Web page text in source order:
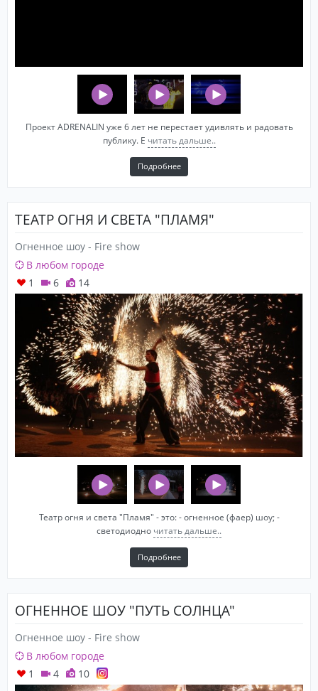
Проект ADRENALIN уже 6 лет не перестает удивлять и радовать
публику. Е читать дальше..
Подробнее
ТЕАТР ОГНЯ И СВЕТА "ПЛАМЯ"
Огненное шоу - Fire show
В любом городе
1
6 14
Театр огня и света "Пламя" - это: - огненное (фаер) шоу; -
светодиодно читать дальше..
Подробнее
ОГНЕННОЕ ШОУ "ПУТЬ СОЛНЦА"
Огненное шоу - Fire show
В любом городе
1
4 10